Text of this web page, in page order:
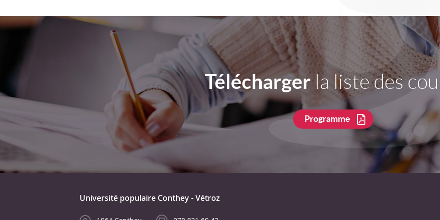
Télécharger la liste des
Programme
Université populaire Conthey - Vétroz